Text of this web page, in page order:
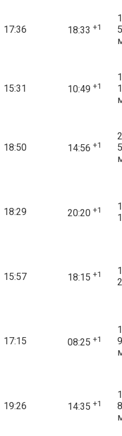
17:36 18:33 +1
15:31 10:49 +1
18:50 14:56 +1
5
18:29 20:20 +1
15:57 18:15 +1
17:15 08:25 +1
9
19:26 14:35 +1
8